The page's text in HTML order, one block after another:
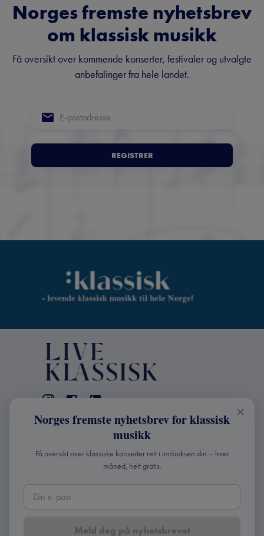
Norges fremste nyhetsbrev
om klassisk musikk
Få oversikt over kommende konserter, festivaler og utvalgte
anbefalinger fra hele landet.
REGISTRER
KONTAKT
Live Klassisk: +47 98670803
info@liveklassisk.no
Live Klassisk
Org nr: 932392364
Copyright ©2026Live Klassisk •Personvern og
Norges fremste nyhetsbrev for klassisk
musikk
Få oversikt over klassiske konserter rett i innboksen din – hver
måned, helt gratis.
Meld deg på nyhetsbrevet